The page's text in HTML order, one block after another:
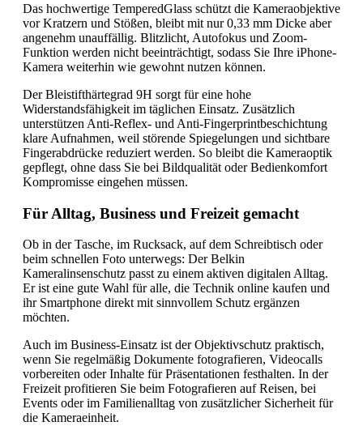
Das hochwertige TemperedGlass schützt die Kameraobjektive
vor Kratzern und Stößen, bleibt mit nur 0,33 mm Dicke aber
angenehm unauffällig. Blitzlicht, Autofokus und Zoom-
Funktion werden nicht beeinträchtigt, sodass Sie Ihre iPhone-
Kamera weiterhin wie gewohnt nutzen können.
Der Bleistifthärtegrad 9H sorgt für eine hohe
Widerstandsfähigkeit im täglichen Einsatz. Zusätzlich
unterstützen Anti-Reflex- und Anti-Fingerprintbeschichtung
klare Aufnahmen, weil störende Spiegelungen und sichtbare
Fingerabdrücke reduziert werden. So bleibt die Kameraoptik
gepflegt, ohne dass Sie bei Bildqualität oder Bedienkomfort
Kompromisse eingehen müssen.
Für Alltag, Business und Freizeit gemacht
Ob in der Tasche, im Rucksack, auf dem Schreibtisch oder
beim schnellen Foto unterwegs: Der Belkin
Kameralinsenschutz passt zu einem aktiven digitalen Alltag.
Er ist eine gute Wahl für alle, die Technik online kaufen und
ihr Smartphone direkt mit sinnvollem Schutz ergänzen
möchten.
Auch im Business-Einsatz ist der Objektivschutz praktisch,
wenn Sie regelmäßig Dokumente fotografieren, Videocalls
vorbereiten oder Inhalte für Präsentationen festhalten. In der
Freizeit profitieren Sie beim Fotografieren auf Reisen, bei
Events oder im Familienalltag von zusätzlicher Sicherheit für
die Kameraeinheit.